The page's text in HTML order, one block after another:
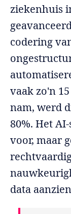
ziekenhuis
codering
vaak zo'n
nam, werd
80%. Het
voor, maar
data